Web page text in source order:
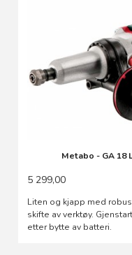
Metabo - GA 18
5 299,00
Liten og kjapp med
skifte av verktøy.
etter bytte av batteri.